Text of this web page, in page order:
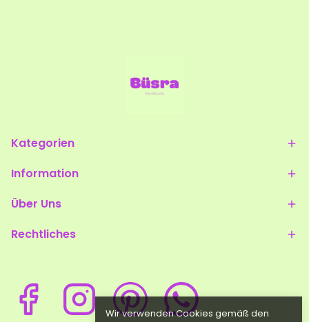
Wir verwenden Cookies gemäß den
Kategorien
Information
Über Uns
Rechtliches